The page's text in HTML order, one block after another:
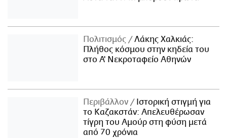
Πολιτισμός
Λάκης Χαλκιάς:
Πλήθος κόσμου στην κηδεία του
στο Α' Νεκροταφείο Αθηνών
Περιβάλλον
Ιστορική στιγμή για
το Καζακστάν: Απελευθέρωσαν
τίγρη του Αμούρ στη φύση μετά
από 70 χρόνια